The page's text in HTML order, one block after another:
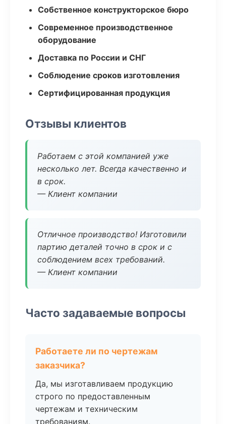
Собственное конструкторское бюро
Современное производственное
оборудование
Доставка по России и СНГ
Соблюдение сроков изготовления
Сертифицированная продукция
Отзывы клиентов
Работаем с этой компанией уже
несколько лет. Всегда качественно и
в срок.
— Клиент компании
Отличное производство! Изготовили
партию деталей точно в срок и с
соблюдением всех требований.
— Клиент компании
Часто задаваемые вопросы
Работаете ли по чертежам
заказчика?
Да, мы изготавливаем продукцию
строго по предоставленным
чертежам и техническим
требованиям.